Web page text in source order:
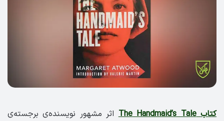
کتاب The Handmaid’s Tale
اثر مشهور نویسنده‌ی برجسته‌ی